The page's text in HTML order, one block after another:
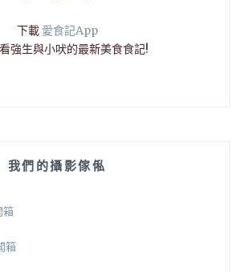
下載 愛食記App
強生與小吠的最新美食食記!
我們的攝影傢俬
箱
箱